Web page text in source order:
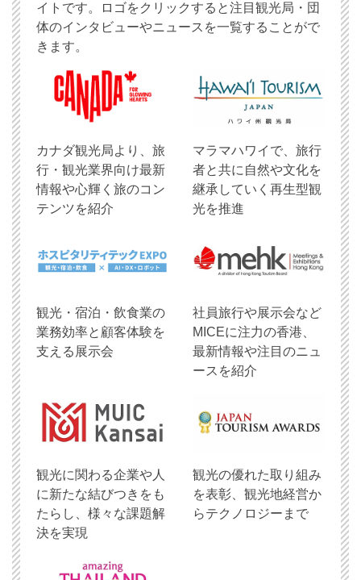
イトです。ロゴをクリックすると注目観光局・団
体のインタビューやニュースを一覧することがで
きます。
​カナダ観光局より、旅
行・観光業界向け最新
情報や心輝く旅のコン
テンツを紹介
マラマハワイで、旅行
者と共に自然や文化を
継承していく再生型観
光を推進
観光・宿泊・飲食業の
業務効率と顧客体験を
支える展示会
社員旅行や展示会など
MICEに注力の香港、
最新情報や注目のニュ
ースを紹介
観光に関わる企業や人
に新たな結びつきをも
たらし、様々な課題解
決を実現
観光の優れた取り組み
を表彰、観光地経営か
らテクノロジーまで